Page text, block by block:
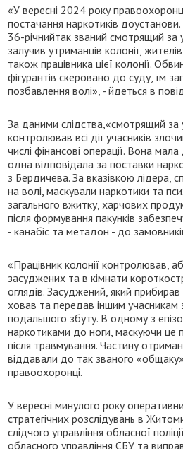
«У вересні 2024 року
постачання наркотиків доустанови.
36-річнийтак званий смотрящий за
залучив утриманців колонії,
також працівника цієї колонії.
фігурантів скеровано до суду, їм
позбавлення волі», - йдеться в
За даними слідства,«смотрящий за
контролював всі дії учасників
числі фінансові операції. Вона
одна відповідала за поставки
з Бердичева. За вказівкою лідера,
на волі, маскували наркотики та
загального вжитку, харчових
після формування пакунків
- канабіс та метадон - до
«Працівник колонії контролював,
засуджених та в кімнати
оглядів. Засуджений, який прибирав
ховав та передав іншим учасникам
подальшого збуту. В одному з
наркотиками до ноги, маскуючи це
після травмування. Частину
віддавали до так званого
правоохоронці.
У вересні минулого року
стратегічних розслідувань в
слідчого управління обласної
обласного управління СБУ та